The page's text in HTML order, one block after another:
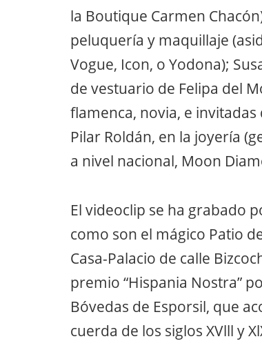
la Boutique Carmen
peluquería y maquillaje
Vogue, Icon, o Yodona);
de vestuario de Felipa del
flamenca, novia, e
Pilar Roldán, en la joyería
a nivel nacional, Moon
El videoclip se ha grabado
como son el mágico Patio
Casa-Palacio de calle
premio “Hispania Nostra”
Bóvedas de Esporsil, que
cuerda de los siglos XVlll y